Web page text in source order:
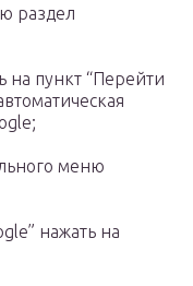
раздел
на пункт “Перейти
меню
нажать на